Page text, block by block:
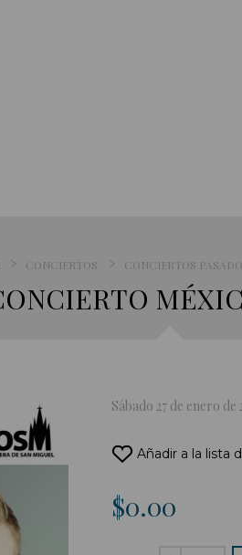
CONCIERTOS CONCIERTOS
Sábado 27 de enero
Añadir a la lista
$0.00